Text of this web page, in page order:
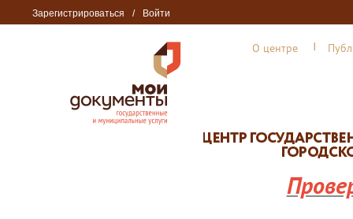
Зарегистрироваться / Войти
О центре